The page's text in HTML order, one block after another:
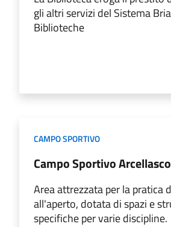
gli altri servizi del Sistema
Biblioteche
CAMPO SPORTIVO
Campo Sportivo Arcellasco
Area attrezzata per la pratica
all'aperto, dotata di spazi e
specifiche per varie discipline.